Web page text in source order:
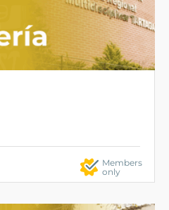
Members
only